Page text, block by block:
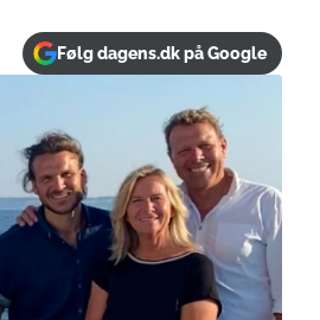
Følg dagens.dk på Google